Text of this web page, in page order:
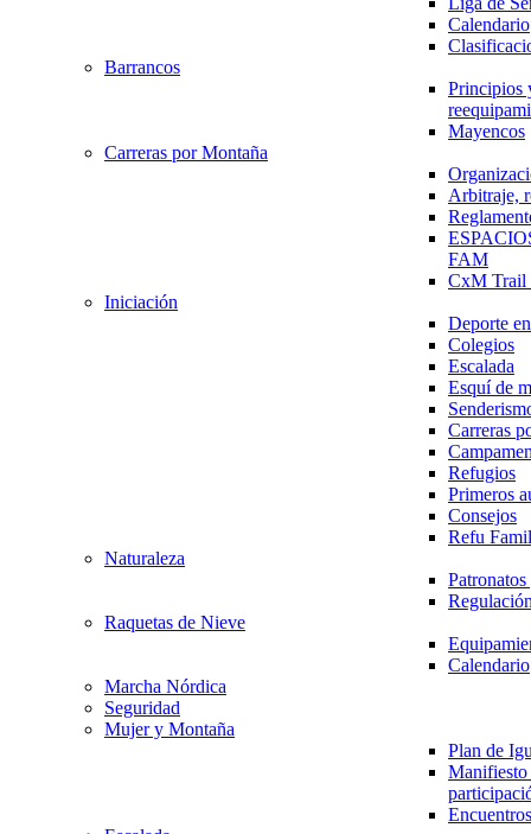
Calendario
Barrancos
Principios
Mayencos
Carreras por Montaña
Arbitraje,
FAM
CxM
Iniciación
Deporte
Colegios
Escalada
Esquí de
Carreras
Refugios
Primeros
Consejos
Refu
Naturaleza
Raquetas de Nieve
Calendario
Marcha Nórdica
Seguridad
Mujer y Montaña
Plan de